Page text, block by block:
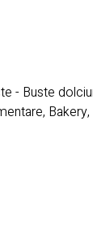
- Buste